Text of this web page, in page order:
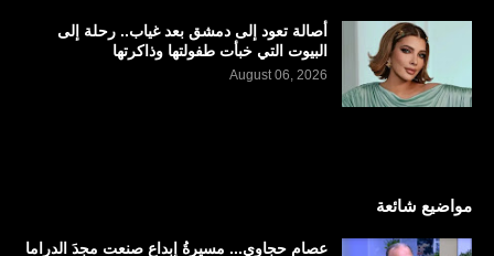
أصالة تعود إلى دمشق بعد غياب.. رحلة إلى
البيوت التي خبأت طفولتها وذاكرتها
August 06, 2026
مواضيع شائعة
عصام حجاوي... مسيرةُ إبداعٍ صنعت مجدَ الدراما